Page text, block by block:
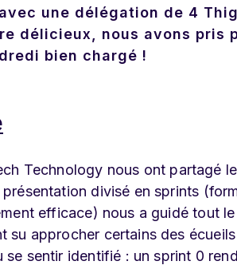
avec une délégation de 4
délicieux, nous avons pris
bien chargé !
Technology nous ont partagé
divisé en sprints
efficace) nous a guidé tout
approcher certains des
sentir identifié : un sprint 0